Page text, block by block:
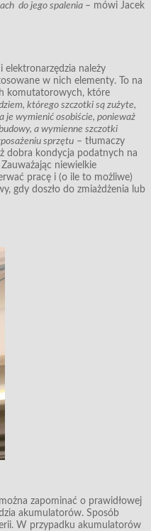
do jego spalenia – mówi Jacek
elektronarzędzia należy
w nich elementy. To na
komutatorowych, które
którego szczotki są zużyte,
je wymienić osobiście, ponieważ
a wymienne szczotki
sprzętu – tłumaczy
dobra kondycja podatnych na
niewielkie
pracę i (o ile to możliwe)
gdy doszło do zmiażdżenia lub
zapominać o prawidłowej
akumulatorów. Sposób
W przypadku akumulatorów